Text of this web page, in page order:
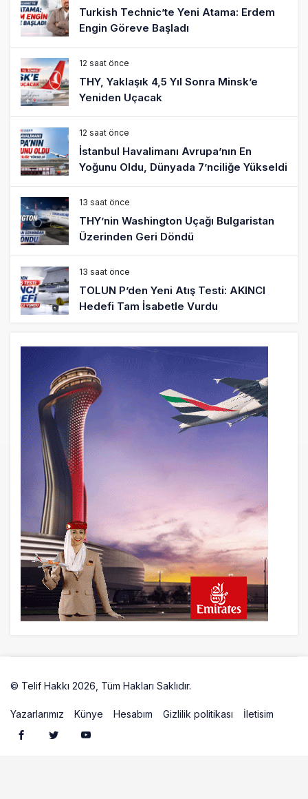
Turkish Technic’te Yeni Atama: Erdem
Engin Göreve Başladı
12 saat önce
THY, Yaklaşık 4,5 Yıl Sonra Minsk’e
Yeniden Uçacak
12 saat önce
İstanbul Havalimanı Avrupa’nın En
Yoğunu Oldu, Dünyada 7’nciliğe Yükseldi
13 saat önce
THY’nin Washington Uçağı Bulgaristan
Üzerinden Geri Döndü
13 saat önce
TOLUN P’den Yeni Atış Testi: AKINCI
Hedefi Tam İsabetle Vurdu
Türkiye’nin Milli Motor Projelerinde Yeni
Dönem: TEI TEKNOLOJİ Kuruldu
© Telif Hakkı 2026, Tüm Hakları Saklıdır.
Yazarlarımız Künye Hesabım Gizlilik politikası İletisim